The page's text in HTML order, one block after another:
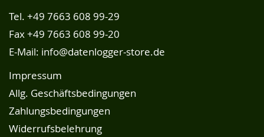
Tel. +49 7663 608 99-29
Fax +49 7663 608 99-20
E-Mail: info@datenlogger-store.de
Impressum
Allg. Geschäftsbedingungen
Zahlungsbedingungen
Widerrufsbelehrung